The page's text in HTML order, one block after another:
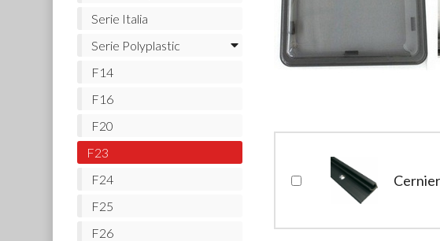
Serie Italia
Serie Polyplastic
F14
F16
F20
F23
F24
F25
F26